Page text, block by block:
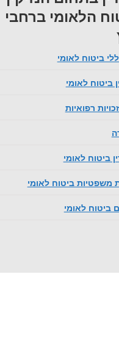
הלאומי ברחבי
ביטוח לאומי
ביטוח לאומי
רפואיות
ביטוח לאומי
משפטיות ביטוח לאומי
ביטוח לאומי